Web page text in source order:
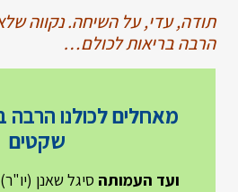
תודה, עדי, על השיחה. נקווה
הרבה בריאות לכולם…
מאחלים לכולנו הרבה
שקטים
ועד העמותה סיגל שאנן